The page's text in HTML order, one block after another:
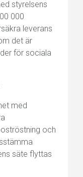
styrelsens
000
leverans
det är
för sociala
med
och
säte flyttas